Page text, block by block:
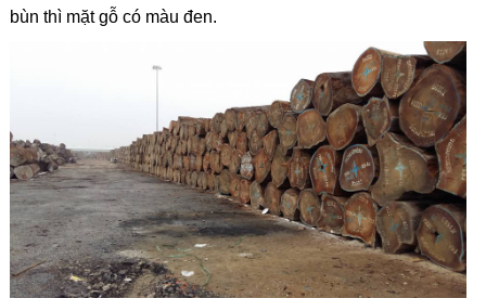
bùn thì mặt gỗ có màu đen.